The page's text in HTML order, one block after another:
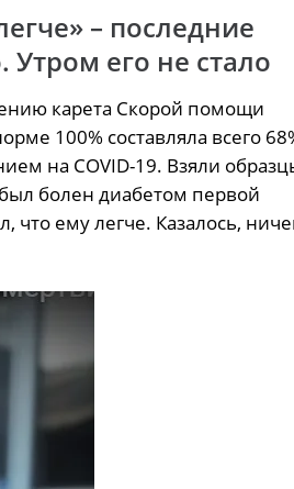
– последние
его не стало
карета Скорой помощи
100% составляла всего
на COVID-19. Взяли
болен диабетом первой
что ему легче. Казалось,